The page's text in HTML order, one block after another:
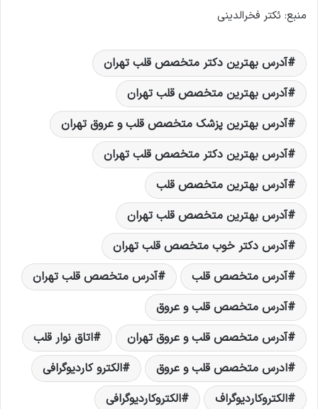
منبع: ئکتر فخرالدینی
آدرس بهترين دکتر متخصص قلب تهران
آدرس بهترين متخصص قلب تهران
آدرس بهترین پزشک متخصص قلب و عروق تهران
آدرس بهترین دکتر متخصص قلب تهران
آدرس بهترین متخصص قلب
آدرس بهترین متخصص قلب تهران
آدرس دکتر خوب متخصص قلب تهران
آدرس متخصص قلب
آدرس متخصص قلب تهران
آدرس متخصص قلب و عروق
آدرس متخصص قلب و عروق تهران
اتاق نوار قلب
ادرس متخصص قلب و عروق
الکترو کاردیوگرافی
الکتروکاردیوگراف
الکتروکاردیوگرافی